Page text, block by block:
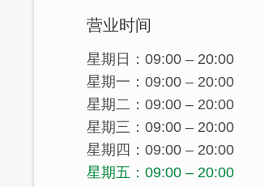
营业时间
星期日：09:00 – 20:00
星期一：09:00 – 20:00
星期二：09:00 – 20:00
星期三：09:00 – 20:00
星期四：09:00 – 20:00
星期五：09:00 – 20:00